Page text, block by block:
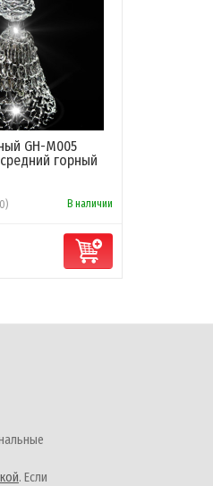
GH-M005
горный
В наличии
. Если